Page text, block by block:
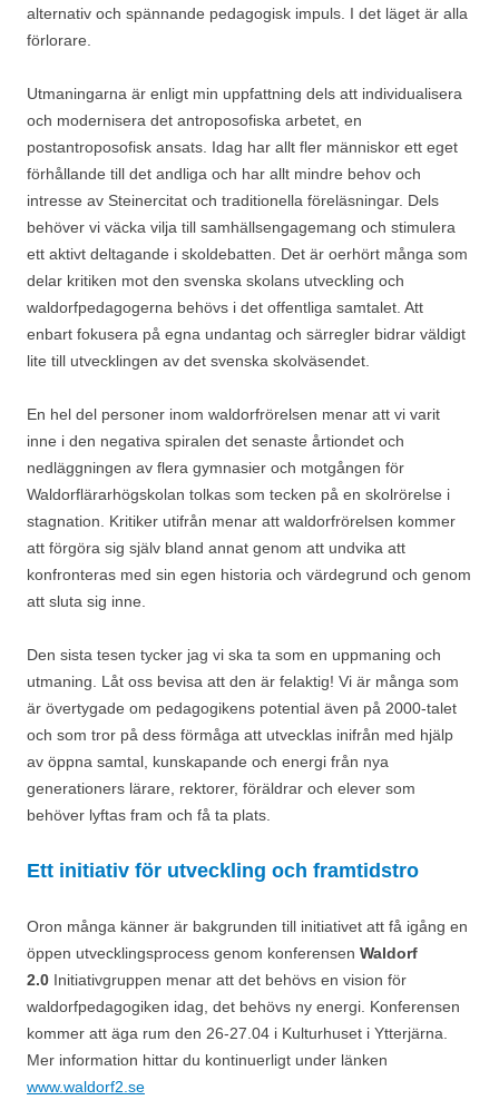
alternativ och spännande pedagogisk impuls. I det läget är alla
förlorare.
Utmaningarna är enligt min uppfattning dels att individualisera
och modernisera det antroposofiska arbetet, en
postantroposofisk ansats. Idag har allt fler människor ett eget
förhållande till det andliga och har allt mindre behov och
intresse av Steinercitat och traditionella föreläsningar. Dels
behöver vi väcka vilja till samhällsengagemang och stimulera
ett aktivt deltagande i skoldebatten. Det är oerhört många som
delar kritiken mot den svenska skolans utveckling och
waldorfpedagogerna behövs i det offentliga samtalet. Att
enbart fokusera på egna undantag och särregler bidrar väldigt
lite till utvecklingen av det svenska skolväsendet.
En hel del personer inom waldorfrörelsen menar att vi varit
inne i den negativa spiralen det senaste årtiondet och
nedläggningen av flera gymnasier och motgången för
Waldorflärarhögskolan tolkas som tecken på en skolrörelse i
stagnation. Kritiker utifrån menar att waldorfrörelsen kommer
att förgöra sig själv bland annat genom att undvika att
konfronteras med sin egen historia och värdegrund och genom
att sluta sig inne.
Den sista tesen tycker jag vi ska ta som en uppmaning och
utmaning. Låt oss bevisa att den är felaktig! Vi är många som
är övertygade om pedagogikens potential även på 2000-talet
och som tror på dess förmåga att utvecklas inifrån med hjälp
av öppna samtal, kunskapande och energi från nya
generationers lärare, rektorer, föräldrar och elever som
behöver lyftas fram och få ta plats.
Ett initiativ för utveckling och framtidstro
Oron många känner är bakgrunden till initiativet att få igång en
öppen utvecklingsprocess genom konferensen Waldorf
2.0 Initiativgruppen menar att det behövs en vision för
waldorfpedagogiken idag, det behövs ny energi. Konferensen
kommer att äga rum den 26-27.04 i Kulturhuset i Ytterjärna.
Mer information hittar du kontinuerligt under länken
www.waldorf2.se